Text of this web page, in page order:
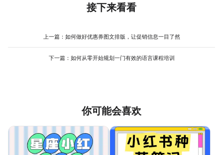
一份简洁的个人身份标识。这种设计思路保证了品牌一致性，又兼
升了制作不同场景下聊天背景素材的效率。
寸显示时容易粘连、模糊，应优先选用笔画清晰、结构稳健的无衬
线字体（如黑体、微软雅黑等），并确保字号足够大。最后是颜色
上，对比度低，自然显得模糊。确保文字与背景色有足够的明度
后几步观察，如果此时文字依然清晰可辨，那么在视频会议中通常
接下来看看
上一篇： 如何做好优惠券图文排版，让促销信息一目了然
下一篇： 如何从零开始规划一门有效的语言课程培训
你可能会喜欢